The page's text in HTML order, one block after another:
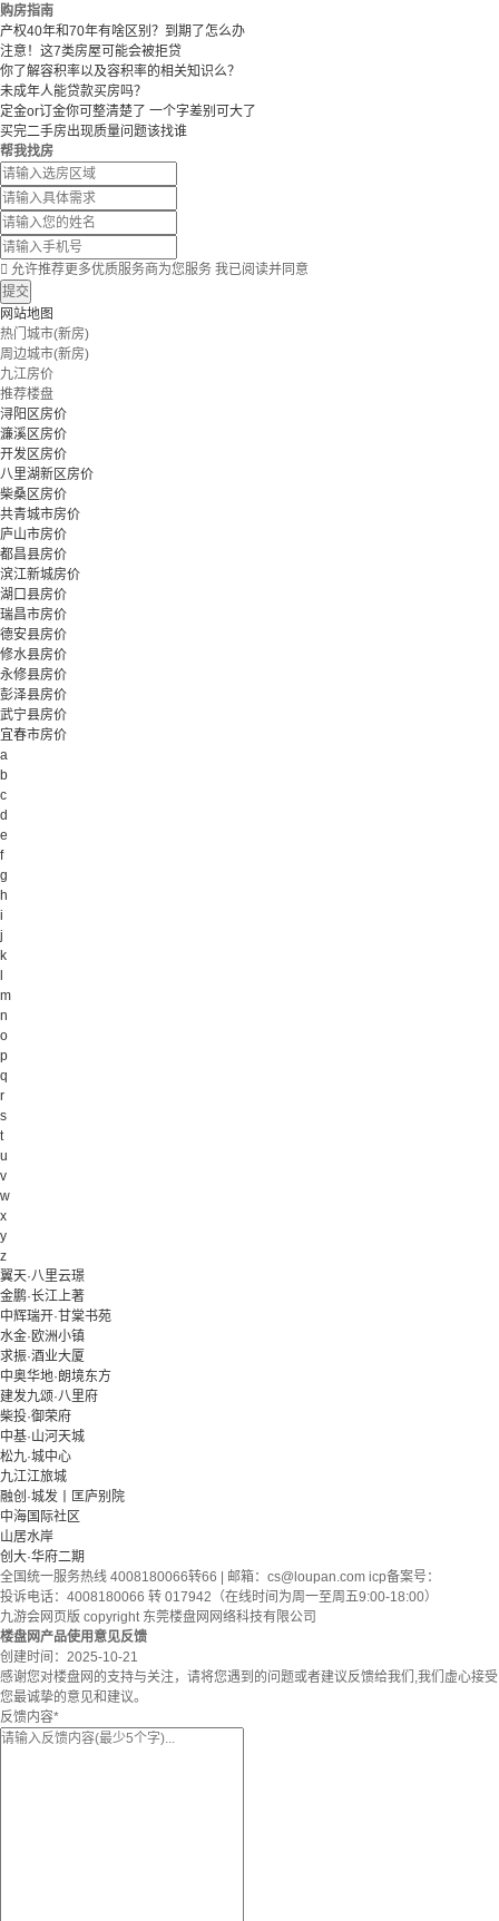
购房指南
产权40年和70年有啥区别？到期了怎么办
注意！这7类房屋可能会被拒贷
你了解容积率以及容积率的相关知识么？
未成年人能贷款买房吗？
定金or订金你可整清楚了 一个字差别可大了
买完二手房出现质量问题该找谁
帮我找房
 允许推荐更多优质服务商为您服务 我已阅读并同意
提交
网站地图
热门城市(新房)
周边城市(新房)
九江房价
推荐楼盘
浔阳区房价
濂溪区房价
开发区房价
八里湖新区房价
柴桑区房价
共青城市房价
庐山市房价
都昌县房价
滨江新城房价
湖口县房价
瑞昌市房价
德安县房价
修水县房价
永修县房价
彭泽县房价
武宁县房价
宜春市房价
a
b
c
d
e
f
g
h
i
j
k
m
n
o
p
q
r
s
t
u
v
w
x
y
z
翼天·八里云璟
金鹏·长江上著
中辉瑞开·甘棠书苑
水金·欧洲小镇
求振·酒业大厦
中奥华地·朗境东方
建发九颂·八里府
柴投·御荣府
中基·山河天城
松九·城中心
九江江旅城
融创·城发丨匡庐别院
中海国际社区
山居水岸
创大·华府二期
全国统一服务热线 4008180066转66 | 邮箱： cs@loupan.com icp备案号：
投诉电话：4008180066 转 017942（在线时间为周一至周五9:00-18:00）
九游会网页版 copyright 东莞楼盘网网络科技有限公司
楼盘网产品使用意见反馈
创建时间： 2025-10-21
感谢您对楼盘网的支持与关注，请将您遇到的问题或者建议反馈给我们,我们虚心接受
您最诚挚的意见和建议。
反馈内容*